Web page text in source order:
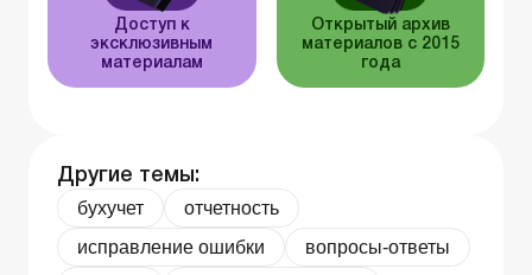
Доступ к
эксклюзивным
материалам
Открытый архив
материалов с 2015
года
Другие темы:
бухучет
отчетность
исправление ошибки
вопросы-ответы